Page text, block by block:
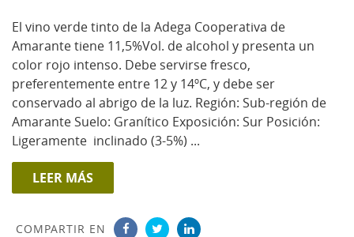
El vino verde tinto de la Adega Cooperativa de
Amarante tiene 11,5%Vol. de alcohol y presenta un
color rojo intenso. Debe servirse fresco,
preferentemente entre 12 y 14ºC, y debe ser
conservado al abrigo de la luz. Región: Sub-región de
Amarante Suelo: Granítico Exposición: Sur Posición:
Ligeramente inclinado (3-5%) ...
LEER MÁS
COMPARTIR EN